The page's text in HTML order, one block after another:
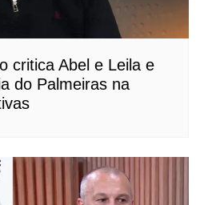
critica Abel e Leila e
do Palmeiras na